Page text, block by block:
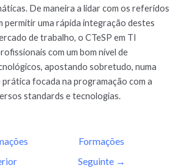
De maneira a lidar com os referidos
permitir uma rápida integração destes
de trabalho, o CTeSP em TI
com um bom nível de
apostando sobretudo, numa
focada na programação com a
standards e tecnologias.
Formações
Seguinte →